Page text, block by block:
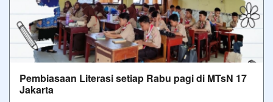
Pembiasaan Literasi setiap Rabu pagi di MTsN 17
Jakarta